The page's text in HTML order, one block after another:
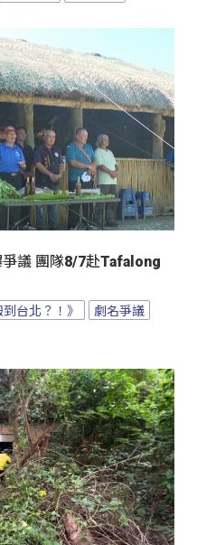
爭議 團隊8/7赴Tafalong
台北？！》
劇名爭議